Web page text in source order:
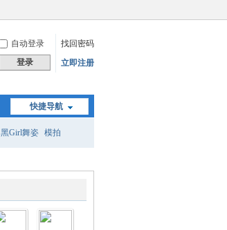
自动登录
找回密码
登录 立即注册
快捷导航
黑Girl舞姿 模拍